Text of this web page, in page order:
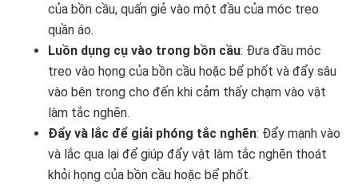
của bồn cầu, quấn giẻ vào một đầu của móc treo
quần áo.
Luồn dụng cụ vào trong bồn cầu: Đưa đầu móc
treo vào họng của bồn cầu hoặc bể phốt và đẩy sâu
vào bên trong cho đến khi cảm thấy chạm vào vật
làm tắc nghẽn.
Đẩy và lắc để giải phóng tắc nghẽn: Đẩy mạnh vào
và lắc qua lại để giúp đẩy vật làm tắc nghẽn thoát
khỏi họng của bồn cầu hoặc bể phốt.